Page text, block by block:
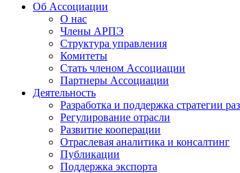
Об Ассоциации
О нас
Члены АРПЭ
Структура управления
Комитеты
Стать членом Ассоциации
Партнеры Ассоциации
Деятельность
Разработка и поддержка стратегии
Регулирование отрасли
Развитие кооперации
Отраслевая аналитика и консалтинг
Публикации
Поддержка экспорта